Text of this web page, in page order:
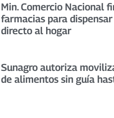
Min. Comercio Nacional
farmacias para
directo al hogar
Sunagro autoriza
de alimentos sin guía